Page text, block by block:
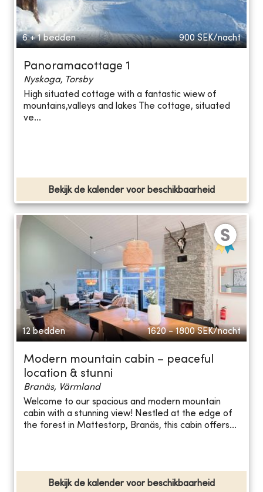
6 + 1 bedden 900 SEK/nacht
Panoramacottage 1
Nyskoga, Torsby
High situated cottage with a fantastic wiew of
mountains,valleys and lakes The cottage, situated
ve...
Bekijk de kalender voor beschikbaarheid
12 bedden 1620 - 1800 SEK/nacht
Modern mountain cabin – peaceful
location & stunni
Branäs, Värmland
Welcome to our spacious and modern mountain
cabin with a stunning view! Nestled at the edge of
the forest in Mattestorp, Branäs, this cabin offers...
Bekijk de kalender voor beschikbaarheid